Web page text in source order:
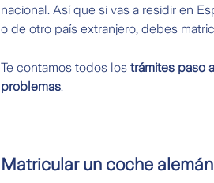
nacional. Así que si vas a residir en
o de otro país extranjero, debes
Te contamos todos lostrámites paso
problemas.
Matricular un coche